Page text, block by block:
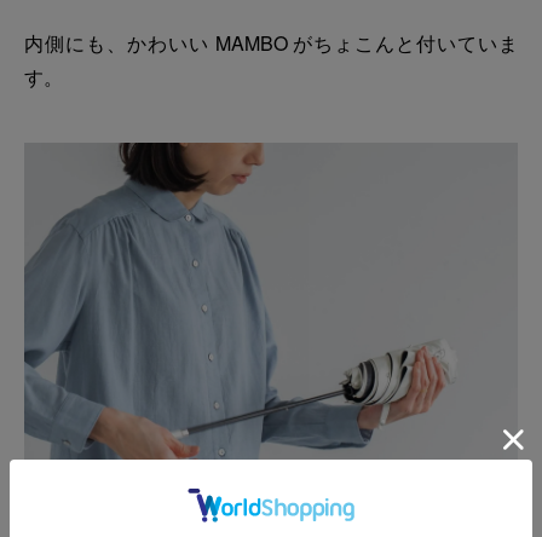
内側にも、かわいい MAMBO がちょこんと付いていま
す。